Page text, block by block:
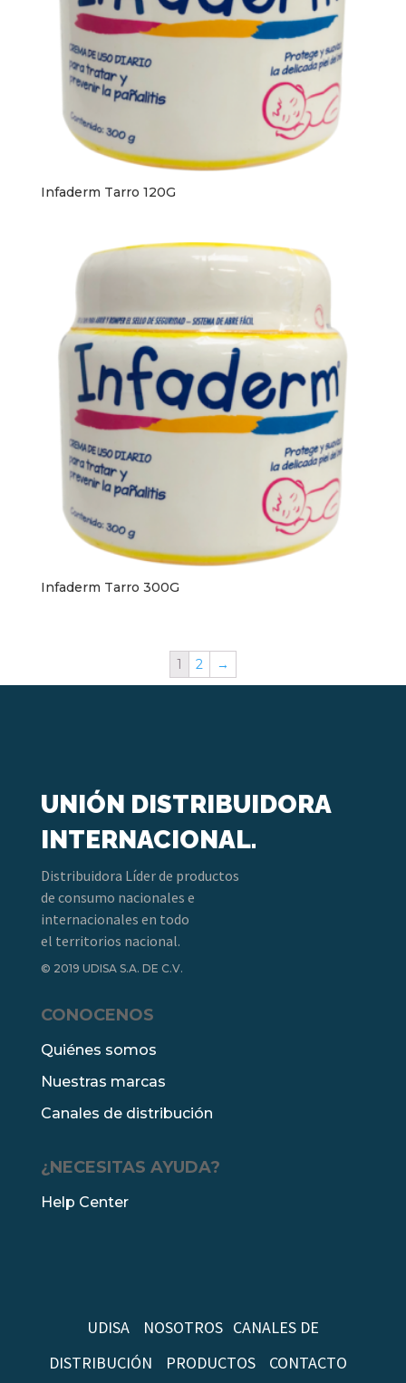
Infaderm Tarro 120G
Infaderm Tarro 300G
1 2 →
UNIÓN DISTRIBUIDORA
INTERNACIONAL.
Distribuidora Líder de productos
de consumo nacionales e
internacionales en todo
el territorios nacional.
© 2019 UDISA S.A. DE C.V.
CONOCENOS
Quiénes somos
Nuestras marcas
Canales de distribución
¿NECESITAS AYUDA?
Help Center
UDISA NOSOTROS CANALES DE
DISTRIBUCIÓN
PRODUCTOS CONTACTO